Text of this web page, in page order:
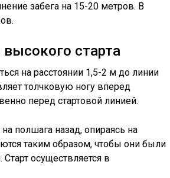
забега на 15-20 метров. В
старта
на расстоянии 1,5-2 м до линии
толчковую ногу вперед
перед стартовой линией.
полшага назад, опираясь на
таким образом, чтобы они были
осуществляется в